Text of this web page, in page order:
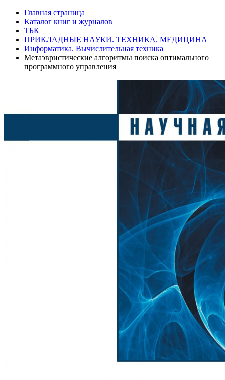
Главная страница
Каталог книг и журналов
ТБК
ПРИКЛАДНЫЕ НАУКИ. ТЕХНИКА. МЕДИЦИНА
Информатика. Вычислительная техника
Метаэвристические алгоритмы поиска оптимального
программного управления